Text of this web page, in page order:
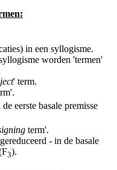
in een syllogisme.
worden 'termen'
' term.
eerste basale premisse
term'.
- in de basale
3).